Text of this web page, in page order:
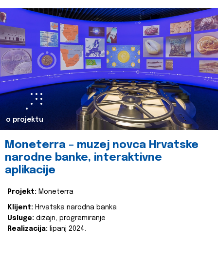
o projektu
Moneterra – muzej novca Hrvatske
narodne banke, interaktivne
aplikacije
Projekt: Moneterra
Klijent: Hrvatska narodna banka
Usluge: dizajn, programiranje
Realizacija: lipanj 2024.